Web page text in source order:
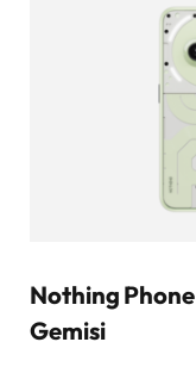
Nothing
Gemisi